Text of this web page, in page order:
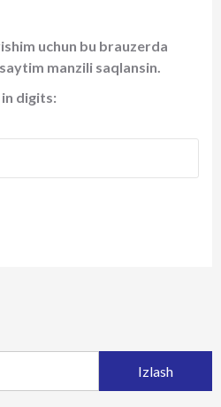
uchun bu brauzerda
manzili saqlansin.
digits: